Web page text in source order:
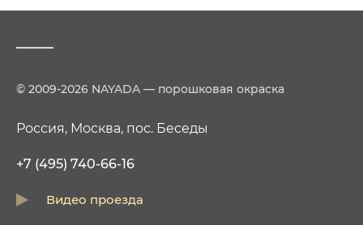
© 2009-2026 NAYADA — порошковая окраска
Россия, Москва, пос. Беседы
+7 (495) 740-66-16
Видео проезда